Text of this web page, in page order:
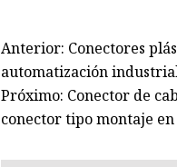
Anterior: Conectores
automatización
Próximo: Conector de
conector tipo montaje en